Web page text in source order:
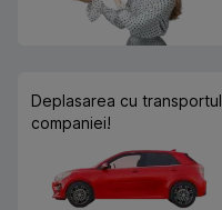
Deplasarea cu transportul
companiei!